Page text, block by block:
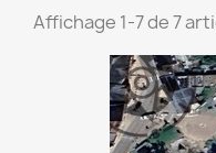
Affichage 1-7 de 7